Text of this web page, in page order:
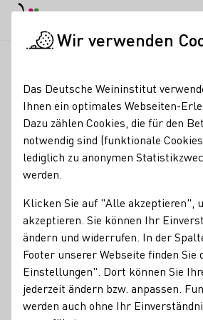
Weinfonds: Neue
Verwaltung
Nach 30 Jahren wurde der Leiter der
und Zentrale Dienste des Deutschen
Jens Schneider, am 31. Juli in
Vorstand, Monika Reule, feierlich in
verabschiedet.
Wir verwenden
Das Deutsche Weininstitut
Ihnen ein optimales Webseiten-
Dazu zählen Cookies, die für den
notwendig sind (funktionale
lediglich zu anonymen
werden.
Klicken Sie auf "Alle akzeptieren",
akzeptieren. Sie können Ihr
ändern und widerrufen. In der
Footer unserer Webseite finden Sie
Einstellungen". Dort können Sie
jederzeit ändern bzw. anpassen.
werden auch ohne Ihr